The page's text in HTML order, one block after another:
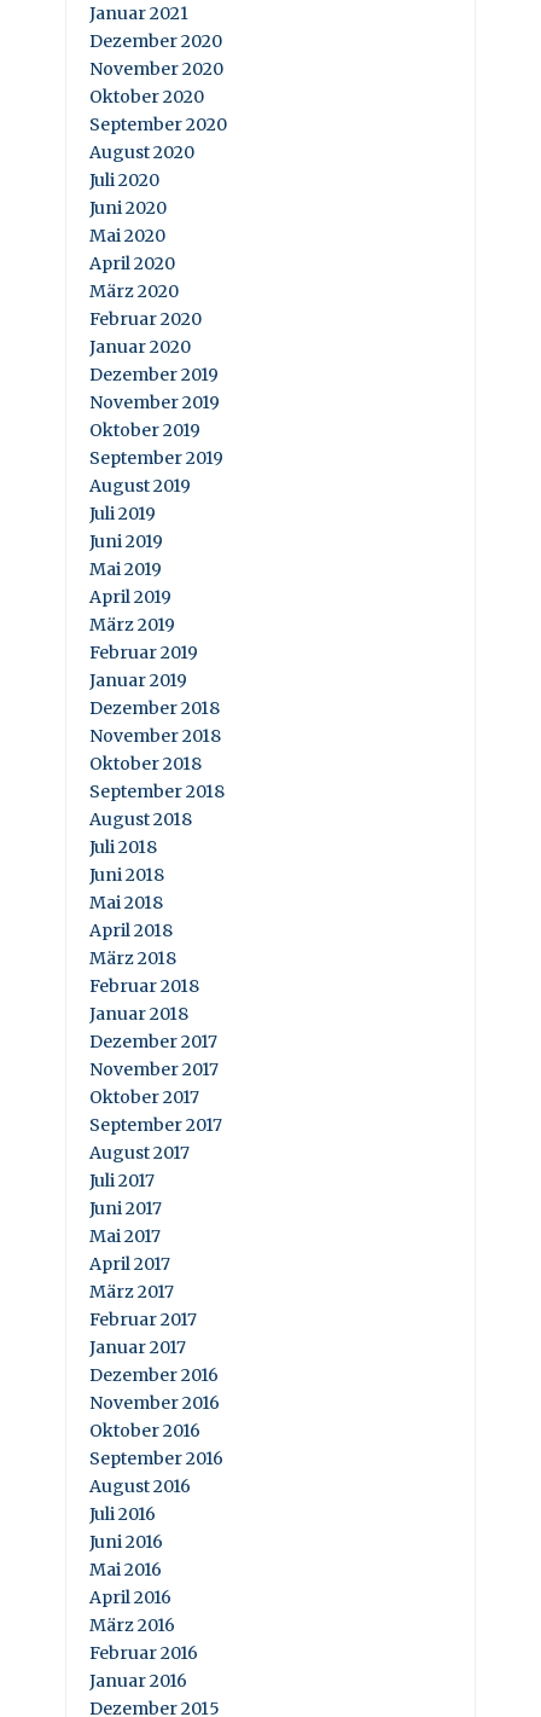
Januar 2021
Dezember 2020
November 2020
Oktober 2020
September 2020
August 2020
Juli 2020
Juni 2020
Mai 2020
April 2020
März 2020
Februar 2020
Januar 2020
Dezember 2019
November 2019
Oktober 2019
September 2019
August 2019
Juli 2019
Juni 2019
Mai 2019
April 2019
März 2019
Februar 2019
Januar 2019
Dezember 2018
November 2018
Oktober 2018
September 2018
August 2018
Juli 2018
Juni 2018
Mai 2018
April 2018
März 2018
Februar 2018
Januar 2018
Dezember 2017
November 2017
Oktober 2017
September 2017
August 2017
Juli 2017
Juni 2017
Mai 2017
April 2017
März 2017
Februar 2017
Januar 2017
Dezember 2016
November 2016
Oktober 2016
September 2016
August 2016
Juli 2016
Juni 2016
Mai 2016
April 2016
März 2016
Februar 2016
Januar 2016
Dezember 2015